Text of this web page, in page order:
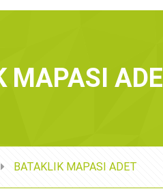
MAPASI
BATAKLIK MAPASI ADET